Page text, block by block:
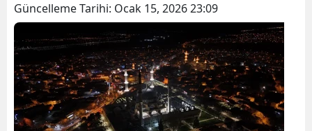
Güncelleme Tarihi: Ocak 15, 2026 23:09